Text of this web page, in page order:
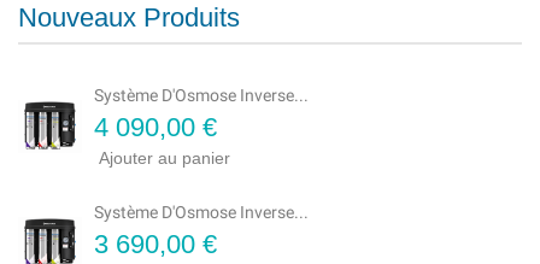
Nouveaux Produits
Système D'Osmose Inverse...
Prix
4 090,00 €
Ajouter au panier
Système D'Osmose Inverse...
Prix
3 690,00 €